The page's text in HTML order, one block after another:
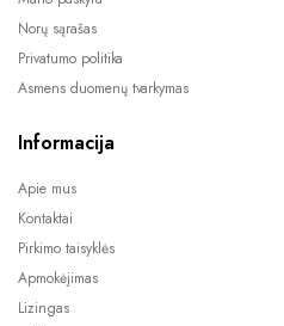
Norų sąrašas
Privatumo politika
Asmens duomenų tvarkymas
Informacija
Apie mus
Kontaktai
Pirkimo taisyklės
Apmokėjimas
Lizingas